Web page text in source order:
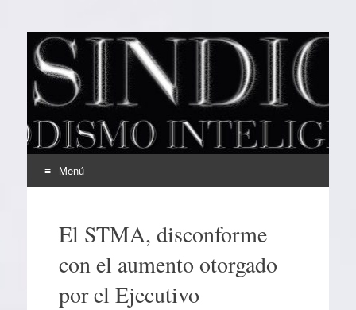
EL SINDICAL
Periodismo Inteligente
Menú
contenidoEl STMA, disconforme
con el aumento otorgado
por el Ejecutivo